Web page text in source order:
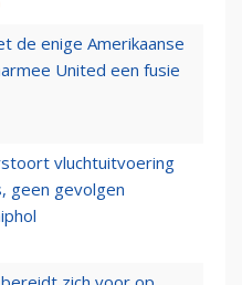
de enige Amerikaanse
United een fusie
vluchtuitvoering
geen gevolgen